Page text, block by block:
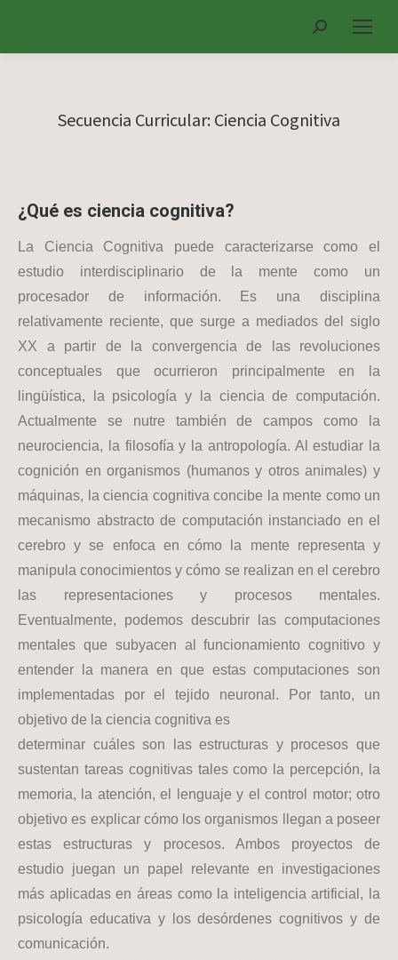
Search:
Secuencia Curricular: Ciencia Cognitiva
¿Qué es ciencia cognitiva?
La Ciencia Cognitiva puede caracterizarse como el
estudio interdisciplinario de la mente como un
procesador de información. Es una disciplina
relativamente reciente, que surge a mediados del siglo
XX a partir de la convergencia de las revoluciones
conceptuales que ocurrieron principalmente en la
lingüística, la psicología y la ciencia de computación.
Actualmente se nutre también de campos como la
neurociencia, la filosofía y la antropología. Al estudiar la
cognición en organismos (humanos y otros animales) y
máquinas, la ciencia cognitiva concibe la mente como un
mecanismo abstracto de computación instanciado en el
cerebro y se enfoca en cómo la mente representa y
manipula conocimientos y cómo se realizan en el cerebro
las representaciones y procesos mentales.
Eventualmente, podemos descubrir las computaciones
mentales que subyacen al funcionamiento cognitivo y
entender la manera en que estas computaciones son
implementadas por el tejido neuronal. Por tanto, un
objetivo de la ciencia cognitiva es
determinar cuáles son las estructuras y procesos que
sustentan tareas cognitivas tales como la percepción, la
memoria, la atención, el lenguaje y el control motor; otro
objetivo es explicar cómo los organismos llegan a poseer
estas estructuras y procesos. Ambos proyectos de
estudio juegan un papel relevante en investigaciones
más aplicadas en áreas como la inteligencia artificial, la
psicología educativa y los desórdenes cognitivos y de
comunicación.